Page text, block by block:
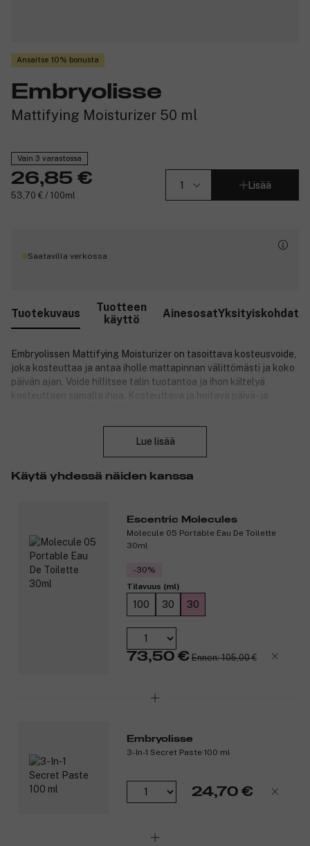
Ansaitse 10% bonusta
Embryolisse
Mattifying Moisturizer 50 ml
Vain 3 varastossa
26,85 €
53,70 € / 100ml
Lisää
Saatavilla verkossa
Tuotekuvaus
Tuotteen
käyttö
AinesosatYksityiskohdat
Embryolissen Mattifying Moisturizer on tasoittava kosteusvoide,
joka kosteuttaa ja antaa iholle mattapinnan välittömästi ja koko
päivän ajan. Voide hillitsee talin tuotantoa ja ihon kiiltelyä
kosteuttaen samalla ihoa. Kosteuttava ja hoitava päivä- ja
tasoittaa ihon sävyä. Sopii rasvoittuvalle iholle.
100 %* vähemmän ihon kiiltelyä.
*Testattu 32 vapaaehtoisella, tuotteen käyttö yli 28 päivän ajan.
Tuotenumero:3289643
Lue lisää
Käytä yhdessä näiden kanssa
Escentric Molecules
Molecule 05 Portable Eau De Toilette
30ml
-30%
Tilavuus (ml)
100 30 30
73,50 € Ennen: 105,00 €
Embryolisse
3-In-1 Secret Paste 100 ml
24,70 €